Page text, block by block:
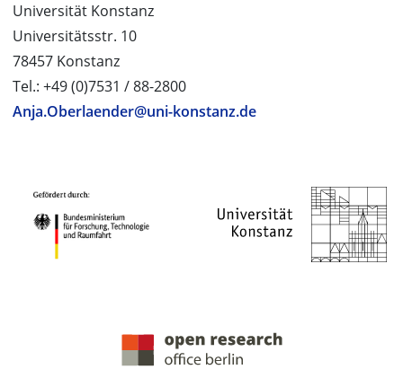
Universität Konstanz
Universitätsstr. 10
78457 Konstanz
Tel.: +49 (0)7531 / 88-2800
Anja.Oberlaender@uni-konstanz.de